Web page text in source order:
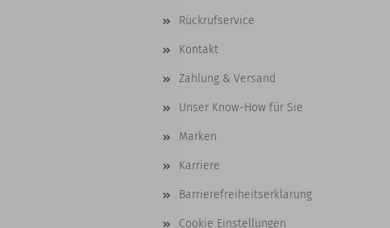
Rückrufservice
Kontakt
Zahlung & Versand
Unser Know-How für Sie
Marken
Karriere
Barrierefreiheitserklärung
Cookie Einstellungen